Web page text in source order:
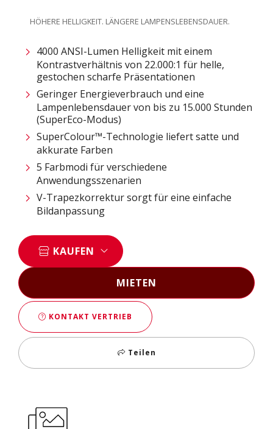
HÖHERE HELLIGKEIT. LÄNGERE LAMPENSLEBENSDAUER.
4000 ANSI-Lumen Helligkeit mit einem
Kontrastverhältnis von 22.000:1 für helle,
gestochen scharfe Präsentationen
Geringer Energieverbrauch und eine
Lampenlebensdauer von bis zu 15.000 Stunden
(SuperEco-Modus)
SuperColour™-Technologie liefert satte und
akkurate Farben
5 Farbmodi für verschiedene
Anwendungsszenarien
V-Trapezkorrektur sorgt für eine einfache
Bildanpassung
KAUFEN
MIETEN
KONTAKT VERTRIEB
Teilen